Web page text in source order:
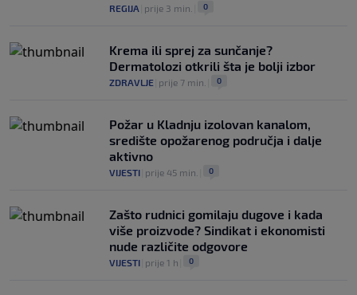
REGIJA prije 3 min. 0
Krema ili sprej za sunčanje?
Dermatolozi otkrili šta je bolji izbor
ZDRAVLJE prije 7 min. 0
Požar u Kladnju izolovan kanalom,
središte opožarenog područja i dalje
aktivno
VIJESTI prije 45 min. 0
Zašto rudnici gomilaju dugove i kada
više proizvode? Sindikat i ekonomisti
nude različite odgovore
VIJESTI prije 1 h 0